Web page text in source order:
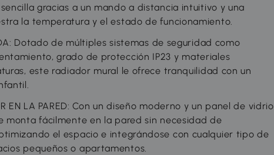
gracias a un mando a distancia intuitivo y una
la temperatura y el estado de funcionamiento.
Dotado de múltiples sistemas de seguridad como
grado de protección IP23 y materiales
este radiador mural le ofrece tranquilidad con un
EN LA PARED: Con un diseño moderno y un panel de vidrio
monta fácilmente en la pared sin necesidad de
el espacio e integrándose con cualquier tipo de
pequeños o apartamentos.